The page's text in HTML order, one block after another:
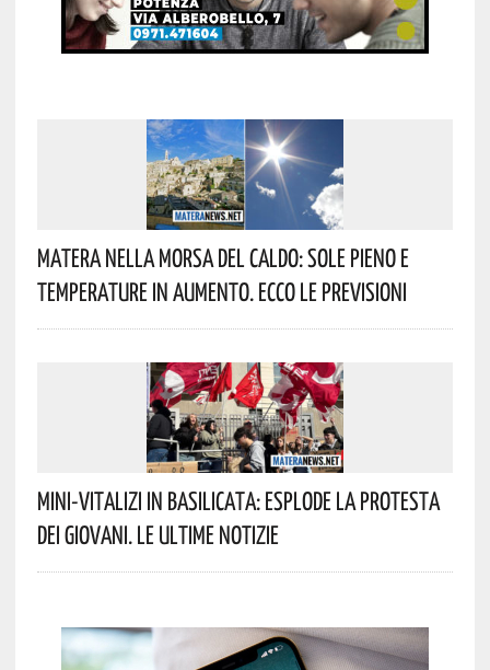
Matera Nella Morsa Del Caldo: Sole Pieno E
Temperature In Aumento. Ecco Le Previsioni
Mini-Vitalizi In Basilicata: Esplode La Protesta
Dei Giovani. Le Ultime Notizie